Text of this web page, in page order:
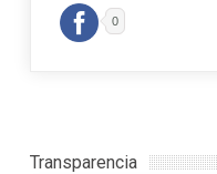
0
Transparencia